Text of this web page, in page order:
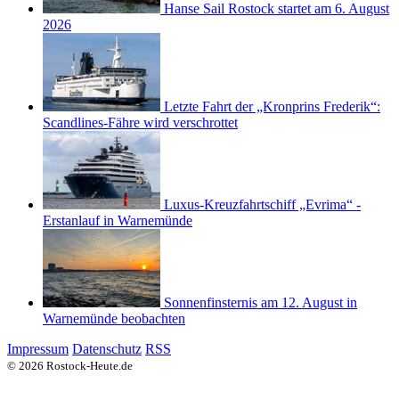
Hanse Sail Rostock startet am 6. August
2026
Letzte Fahrt der „Kronprins Frederik“:
Scandlines-Fähre wird verschrottet
Luxus-Kreuzfahrtschiff „Evrima“ -
Erstanlauf in Warnemünde
Sonnenfinsternis am 12. August in
Warnemünde beobachten
Impressum Datenschutz RSS
© 2026 Rostock-Heute.de